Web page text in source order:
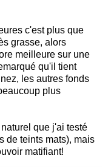
c'est plus que
grasse, alors
meilleure sur une
qu'il tient
les autres fonds
plus
que j'ai testé
de teints mats), mais
matifiant!